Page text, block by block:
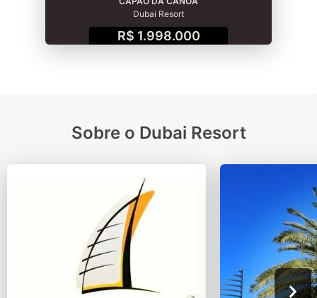
Dubai Resort
R$ 1.998.000
Sobre o Dubai Resort